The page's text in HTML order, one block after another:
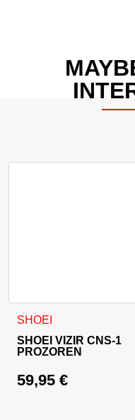
SHOEI
SHOEI VIZIR CNS-1
PROZOREN
59,95 €